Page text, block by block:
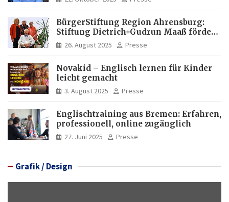
Internationaler Experte für Bildung
BürgerStiftung Region Ahrensburg:
Stiftung Dietrich+Gudrun Maaß fördert
Deutschkenntnisse von Frauen
26. August 2025 Presse
Novakid – Englisch lernen für Kinder
leicht gemacht
3. August 2025 Presse
Englischtraining aus Bremen: Erfahren,
professionell, online zugänglich
27. Juni 2025 Presse
Grafik / Design